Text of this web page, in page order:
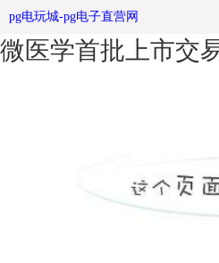
科创板开市 药谷企
微医学首批上市交
pg电玩城-pg电子直营网